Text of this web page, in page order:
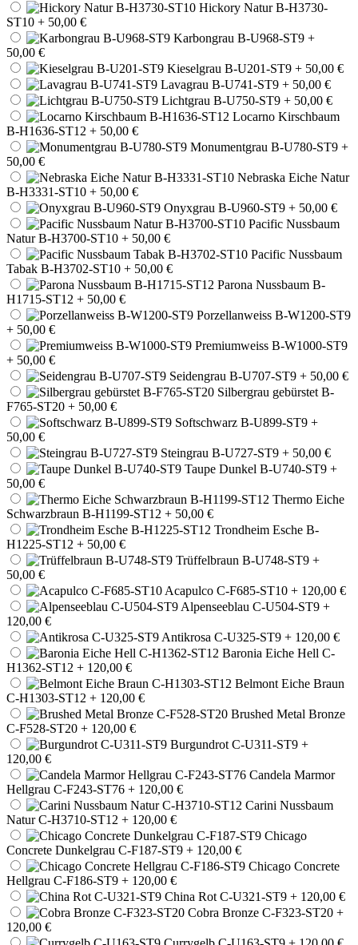
Hickory Natur B-H3730-
ST10 + 50,00 €
Karbongrau B-U968-ST9 +
50,00 €
Kieselgrau B-U201-ST9 + 50,00 €
Lavagrau B-U741-ST9 + 50,00 €
Lichtgrau B-U750-ST9 + 50,00 €
Locarno Kirschbaum
B-H1636-ST12 + 50,00 €
Monumentgrau B-U780-ST9 +
50,00 €
Nebraska Eiche Natur
B-H3331-ST10 + 50,00 €
Onyxgrau B-U960-ST9 + 50,00 €
Pacific Nussbaum
Natur B-H3700-ST10 + 50,00 €
Pacific Nussbaum
Tabak B-H3702-ST10 + 50,00 €
Parona Nussbaum B-
H1715-ST12 + 50,00 €
Porzellanweiss B-W1200-ST9
+ 50,00 €
Premiumweiss B-W1000-ST9
+ 50,00 €
Seidengrau B-U707-ST9 + 50,00 €
Silbergrau gebürstet B-
F765-ST20 + 50,00 €
Softschwarz B-U899-ST9 +
50,00 €
Steingrau B-U727-ST9 + 50,00 €
Taupe Dunkel B-U740-ST9 +
50,00 €
Thermo Eiche
Schwarzbraun B-H1199-ST12 + 50,00 €
Trondheim Esche B-
H1225-ST12 + 50,00 €
Trüffelbraun B-U748-ST9 +
50,00 €
Acapulco C-F685-ST10 + 120,00 €
Alpenseeblau C-U504-ST9 +
120,00 €
Antikrosa C-U325-ST9 + 120,00 €
Baronia Eiche Hell C-
H1362-ST12 + 120,00 €
Belmont Eiche Braun
C-H1303-ST12 + 120,00 €
Brushed Metal Bronze
C-F528-ST20 + 120,00 €
Burgundrot C-U311-ST9 +
120,00 €
Candela Marmor
Hellgrau C-F243-ST76 + 120,00 €
Carini Nussbaum
Natur C-H3710-ST12 + 120,00 €
Chicago
Concrete Dunkelgrau C-F187-ST9 + 120,00 €
Chicago Concrete
Hellgrau C-F186-ST9 + 120,00 €
China Rot C-U321-ST9 + 120,00 €
Cobra Bronze C-F323-ST20 +
120,00 €